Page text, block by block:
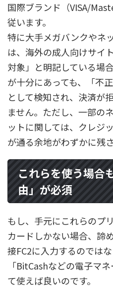
国際ブランド（VISA/
従います。
特に大手メガバンクやネ
は、海外の成人向けサイ
対象」と明記している場
が十分にあっても、「不
として検知され、決済が
ません。ただし、一部の
ットに関しては、クレジ
が通る余地がわずかに残
これらを使う場合
由」が必須
もし、手元にこれらのプ
カードしかない場合、諦
接FC2に入力するのでは
「BitCashなどの電子マ
て使えば良いのです。